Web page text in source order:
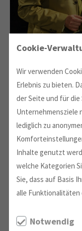
Cookie-
Wir verwenden
Erlebnis zu bieten.
der Seite und für
Unternehmensziele
lediglich zu
Inhalte genutzt
welche Kategorien
Sie, dass auf Basis
alle
Notwendig